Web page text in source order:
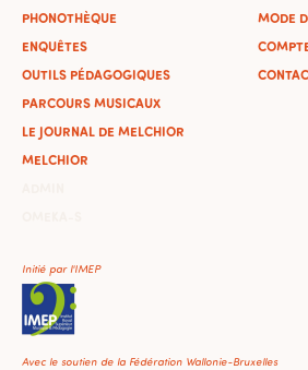
PHONOTHÈQUE
ENQUÊTES
OUTILS PÉDAGOGIQUES
PARCOURS MUSICAUX
LE JOURNAL DE MELCHIOR
MELCHIOR
MODE
Initié par l'IMEP
Avec le soutien de la Fédération Wallonie-Bruxelles